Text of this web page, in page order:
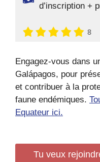
d’inscription +
8
Engagez-vous dans
Galápagos, pour
et contribuer à la
faune endémiques.
Equateur ici.
Tu veux